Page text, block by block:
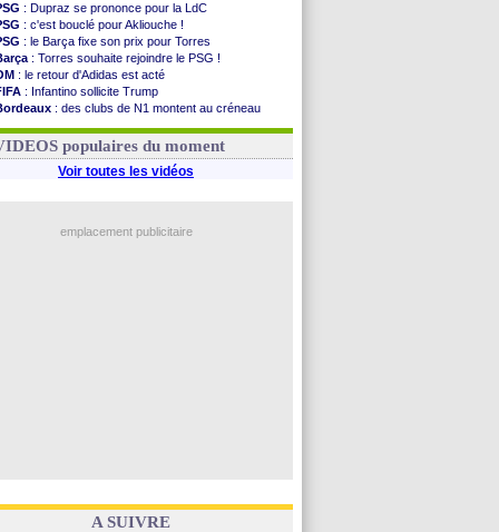
: Dupraz se prononce pour la LdC
: c'est bouclé pour Akliouche !
: le Barça fixe son prix pour Torres
: Torres souhaite rejoindre le PSG !
: le retour d'Adidas est acté
: Infantino sollicite Trump
: des clubs de N1 montent au créneau
: le démenti de Leipzig pour Diomandé
populaires du moment
Voir toutes les vidéos
emplacement publicitaire
A SUIVRE